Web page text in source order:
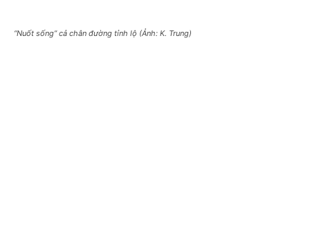
“Nuốt sống” cả chân đường tỉnh lộ (Ảnh: K. Trung)